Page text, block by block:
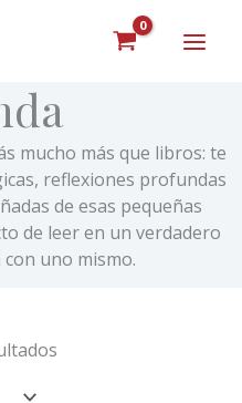
mucho más que libros: te
reflexiones profundas
de esas pequeñas
de leer en un verdadero
uno mismo.